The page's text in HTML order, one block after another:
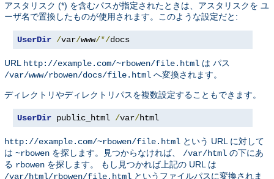
アスタリスク (*) を含むパスが指定されたときは、アスタリスクを ユ
ーザ名で置換したものが使用されます。このような設定だと:
UserDir /var/www/*/docs
URL http://example.com/~rbowen/file.html は パス
/var/www/rbowen/docs/file.html へ変換されます。
ディレクトリやディレクトリパスを複数設定することもできます。
UserDir public_html /var/html
http://example.com/~rbowen/file.html という URL に対して
は ~rbowen を探します。見つからなければ、 /var/html の下にあ
る rbowen を探します。 もし見つかれば上記の URL は
/var/html/rbowen/file.html というファイルパスに変換されま